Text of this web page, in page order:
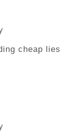
cheap lies